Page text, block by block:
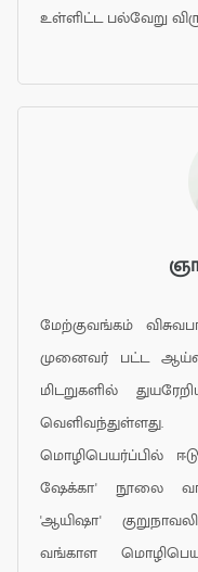
உள்ளிட்ட பல்வேறு
மேற்குவங்கம்
முனைவர் பட்ட
மிடறுகளில்
மொழிபெயர்ப்பில்
ஷேக்கா' நூலை
'ஆயிஷா'
வங்காள